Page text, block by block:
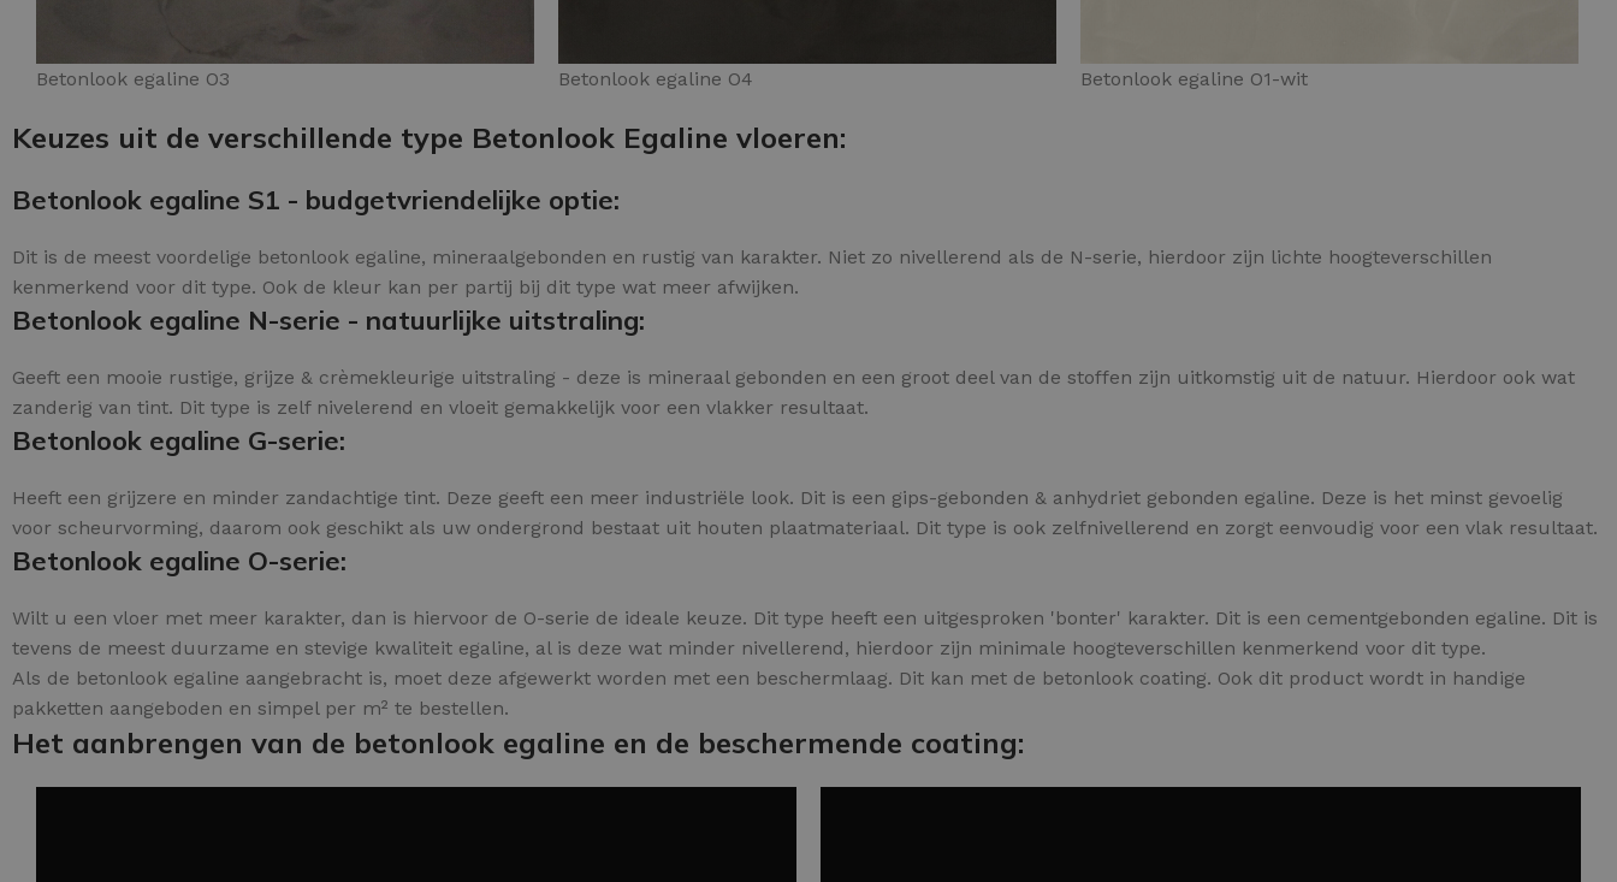
Betonlook egaline O3 Betonlook egaline O4 Betonlook egaline O1-wit
Keuzes uit de verschillende type Betonlook Egaline vloeren:
Betonlook egaline S1 - budgetvriendelijke optie:
Dit is de meest voordelige betonlook egaline, mineraalgebonden en rustig van karakter. Niet zo nivellerend als de N-serie, hierdoor zijn lichte hoogteverschillen
kenmerkend voor dit type. Ook de kleur kan per partij bij dit type wat meer afwijken.
Betonlook egaline N-serie - natuurlijke uitstraling:
Geeft een mooie rustige, grijze & crèmekleurige uitstraling - deze is mineraal gebonden en een groot deel van de stoffen zijn uitkomstig uit de natuur. Hierdoor ook wat
zanderig van tint. Dit type is zelf nivelerend en vloeit gemakkelijk voor een vlakker resultaat.
Betonlook egaline G-serie:
Heeft een grijzere en minder zandachtige tint. Deze geeft een meer industriële look. Dit is een gips-gebonden & anhydriet gebonden egaline. Deze is het minst gevoelig
voor scheurvorming, daarom ook geschikt als uw ondergrond bestaat uit houten plaatmateriaal. Dit type is ook zelfnivellerend en zorgt eenvoudig voor een vlak resultaat.
Betonlook egaline O-serie:
Wilt u een vloer met meer karakter, dan is hiervoor de O-serie de ideale keuze. Dit type heeft een uitgesproken 'bonter' karakter. Dit is een cementgebonden egaline. Dit is
tevens de meest duurzame en stevige kwaliteit egaline, al is deze wat minder nivellerend, hierdoor zijn minimale hoogteverschillen kenmerkend voor dit type.
Als de betonlook egaline aangebracht is, moet deze afgewerkt worden met een beschermlaag. Dit kan met de betonlook coating. Ook dit product wordt in handige
pakketten aangeboden en simpel per m² te bestellen.
Het aanbrengen van de betonlook egaline en de beschermende coating: